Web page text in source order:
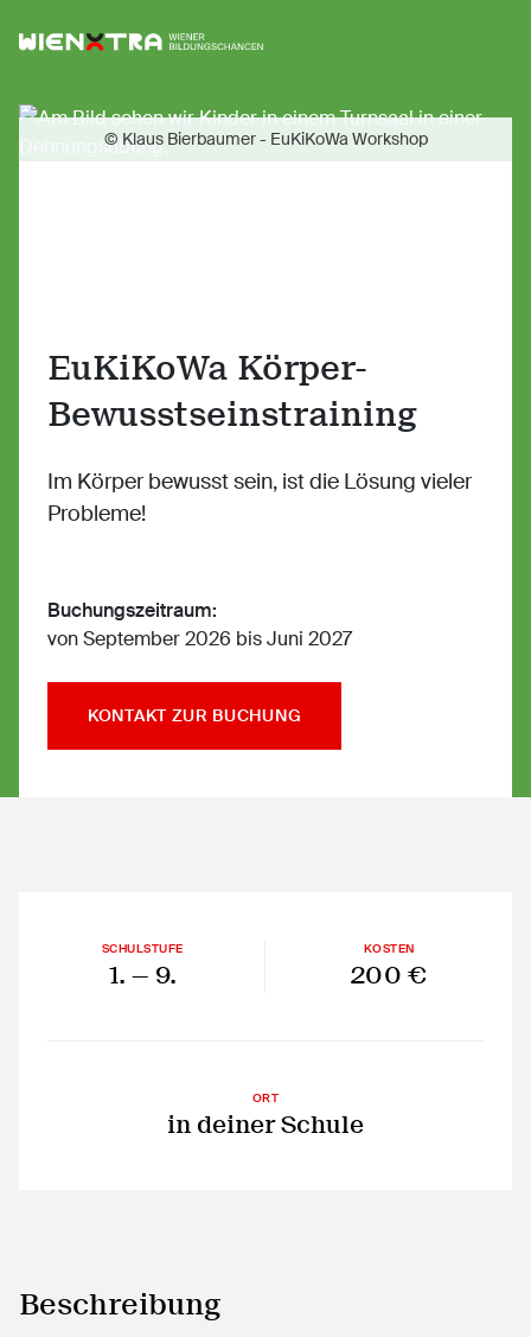
Logo Wiener Bildungschancen
EuKiKoWa Körper-
Bewusstseinstraining
Im Körper bewusst sein, ist die Lösung vieler
Probleme!
Buchungszeitraum:
von September 2026 bis Juni 2027
KONTAKT ZUR BUCHUNG
© Klaus Bierbaumer - EuKiKoWa Workshop
SCHULSTUFE
1. — 9.
KOSTEN
200 €
ORT
in deiner Schule
Beschreibung